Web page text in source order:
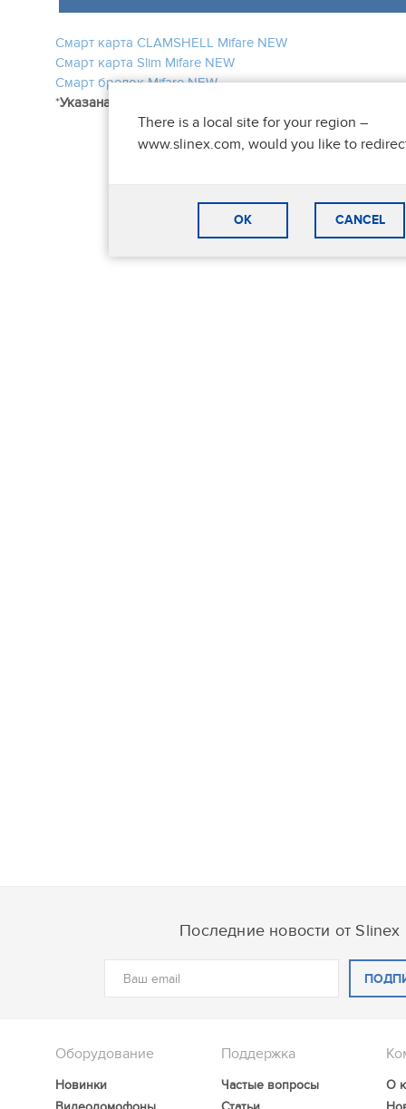
Смарт карта CLAMSHELL Mifare NEW
Смарт карта Slim Mifare NEW
Смарт брелок Mifare NEW
*Указана специальная цена. Подробности у
There is a local site for your region –
www.slinex.com, would you like to
OK CANCEL
Последние новости от Slinex
Оборудование
Новинки
Поддержка
Частые вопросы
О